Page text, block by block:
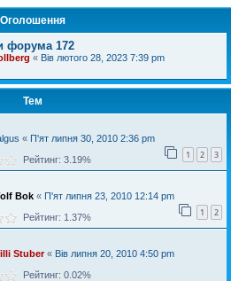
Оголошення
форума 172
« Вів лютого 28, 2023 7:39 pm
Тем
« П'ят липня 30, 2010 2:36 pm
1 2 3
Рейтинг: 3.19%
Bok « П'ят липня 23, 2010 12:14 pm
1 2
Рейтинг: 1.37%
Stuber« Вів липня 20, 2010 4:50 pm
Рейтинг: 0.02%